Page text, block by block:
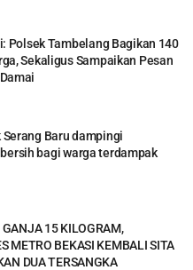
Polsek Tambelang Bagikan 140
Sekaligus Sampaikan Pesan
Baru dampingi
bagi warga terdampak
15 KILOGRAM,
METRO BEKASI KEMBALI SITA
DUA TERSANGKA